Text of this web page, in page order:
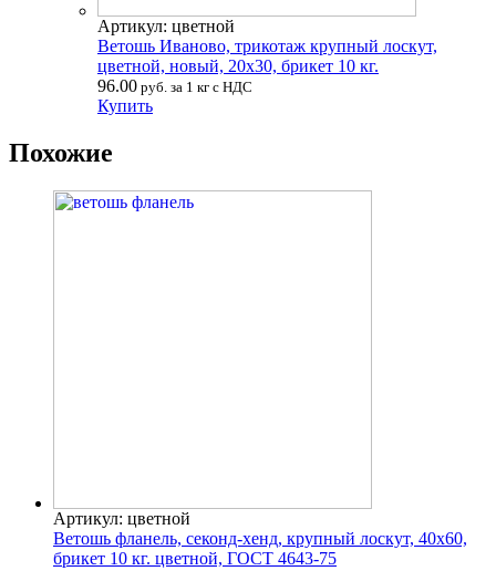
Артикул: цветной
Ветошь Иваново, трикотаж крупный лоскут,
цветной, новый, 20х30, брикет 10 кг.
96.00 руб. за 1 кг с НДС
Купить
Похожие
Артикул: цветной
Ветошь фланель, секонд-хенд, крупный лоскут, 40х60,
брикет 10 кг. цветной, ГОСТ 4643-75